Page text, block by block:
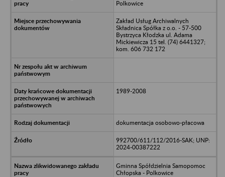
Polkowice
Zakład Usług Archiwalnych
Składnica Spółka z o.o. - 57-500
Bystrzyca Kłodzka ul. Adama
Mickiewicza 15 tel. (74) 6441327;
kom. 606 732 172
1989-2008
dokumentacja osobowo-płacowa
992700/611/112/2016-SAK; UNP:
2024-00387222
Gminna Spółdzielnia Samopomoc
Chłopska - Polkowice